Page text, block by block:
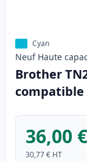
Cyan
Neuf Haute
Brother
compatible
36,00 €
30,77 € HT